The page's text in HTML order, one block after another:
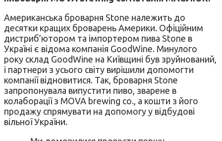
Американська броварня Stone належить до
десятки кращих броварень Америки. Офіційним
дистриб’ютором та імпортером пива Stone в
Україні є відома компанія GoodWine. Минулого
року склад GoodWine на Київщині був зруйнований,
і партнери з усього світу вирішили допомогти
компанії відновитися. Так, броварня Stone
запропонувала випустити пиво, зварене в
колаборації з MOVA brewing co., а кошти з його
продажу спрямувати на допомогу у відбудові
вільної України.